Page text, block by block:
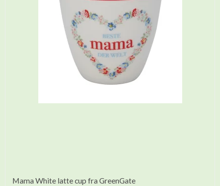
Mama White latte cup fra GreenGate